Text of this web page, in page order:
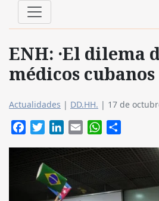
ENH: ·El dilema
médicos cubanos
Actualidades | DD.HH. | 17 de
FacebookTwitterLinkedIn
Email WhatsApp